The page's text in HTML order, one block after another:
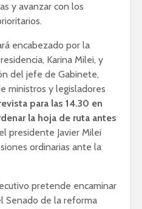
y avanzar con los
encabezado por la
Karina Milei, y
del jefe de Gabinete,
ministros y legisladores
para las 14.30 en
la hoja de ruta antes
presidente Javier Milei
ordinarias ante la
pretende encaminar
Senado de la reforma